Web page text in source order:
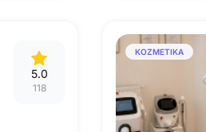
5.0
118
KOZMETIKA